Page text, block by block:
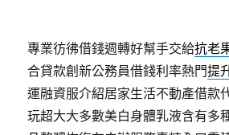
專業彷彿借錢週轉好幫手交給抗老
合貸款創新公務員借錢利率熱門提
運融資服介紹居家生活不動產借款
玩超大大多數美白身體乳液含有多